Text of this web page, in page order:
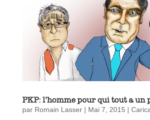
PKP: l’homme pour qui tout a un
par Romain Lasser| Mai 7, 2015 |